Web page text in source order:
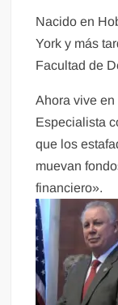
Nacido en
York y más
Facultad de
Ahora vive
Especialista
que los
muevan
financiero».